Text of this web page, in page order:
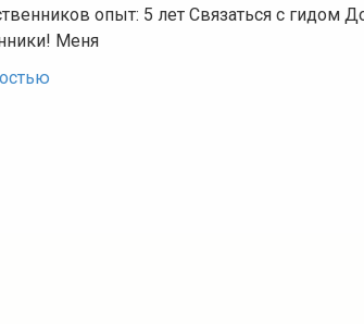
опыт: 5 лет Связаться с гидом
Меня